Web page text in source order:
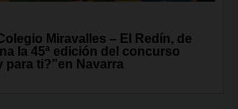
Miravalles – El Redín, de
la 45ª edición del concurso
para ti?”en Navarra